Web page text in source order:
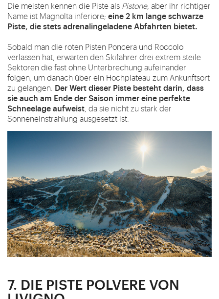
Die meisten kennen die Piste als Pistone, aber ihr richtiger
Name ist Magnolta inferiore; eine 2 km lange schwarze
Piste, die stets adrenalingeladene Abfahrten bietet.
Sobald man die roten Pisten Poncera und Roccolo
verlassen hat, erwarten den Skifahrer drei extrem steile
Sektoren die fast ohne Unterbrechung aufeinander
folgen, um danach über ein Hochplateau zum Ankunftsort
zu gelangen. Der Wert dieser Piste besteht darin, dass
sie auch am Ende der Saison immer eine perfekte
Schneelage aufweist, da sie nicht zu stark der
Sonneneinstrahlung ausgesetzt ist.
7. DIE PISTE POLVERE VON